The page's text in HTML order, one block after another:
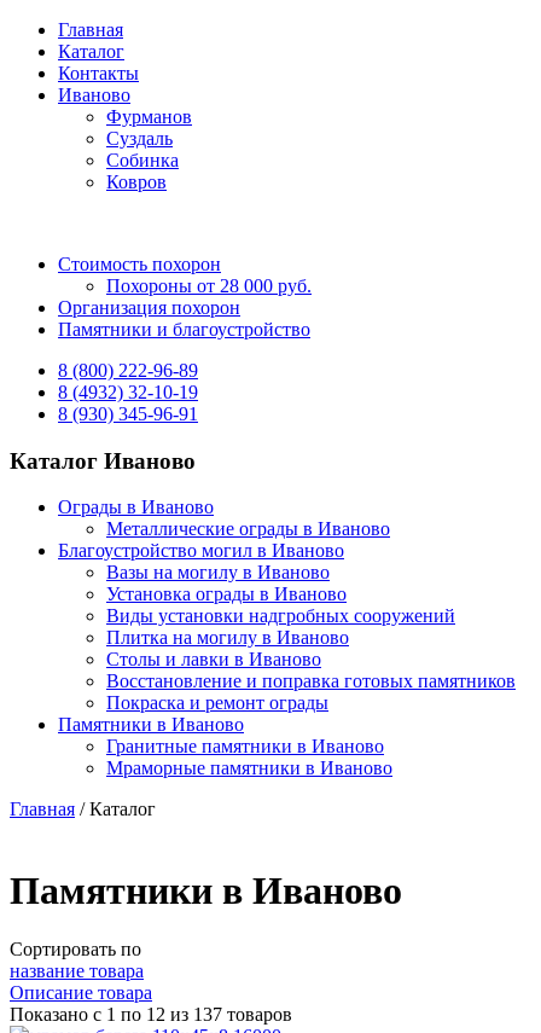
Главная
Каталог
Контакты
Иваново
Фурманов
Суздаль
Собинка
Ковров
Стоимость похорон
Похороны от 28 000 руб.
Организация похорон
Памятники и благоустройство
8 (800) 222-96-89
8 (4932) 32-10-19
8 (930) 345-96-91
Каталог Иваново
Ограды в Иваново
Металлические ограды в Иваново
Благоустройство могил в Иваново
Вазы на могилу в Иваново
Установка ограды в Иваново
Виды установки надгробных сооружений
Плитка на могилу в Иваново
Столы и лавки в Иваново
Восстановление и поправка готовых памятников
Покраска и ремонт ограды
Памятники в Иваново
Гранитные памятники в Иваново
Мраморные памятники в Иваново
Главная /Каталог
Памятники в Иваново
Сортировать по
название товара
Описание товара
Показано с 1 по 12 из 137 товаров